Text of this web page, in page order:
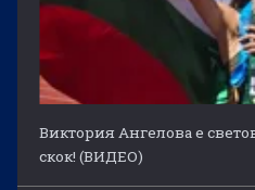
Виктория Ангелова е
скок! (ВИДЕО)